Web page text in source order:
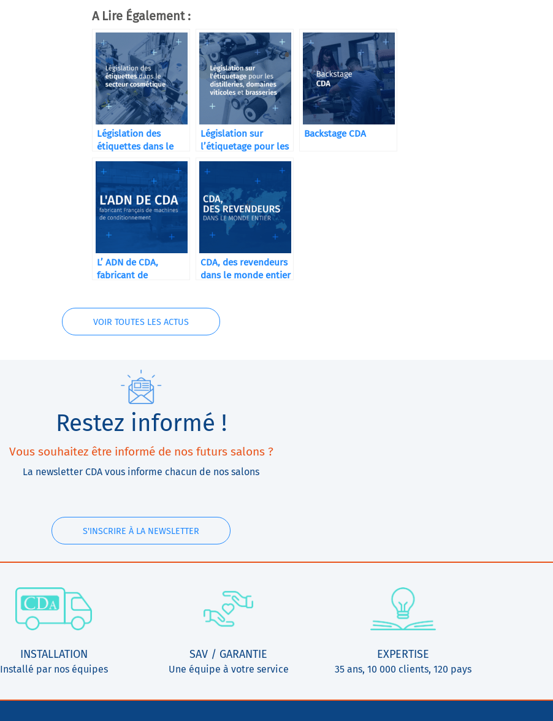
A Lire Également :
Législation des
étiquettes dans le
secteur cosmétique
Législation sur
l’étiquetage pour les
distilleries
Backstage CDA
L’ ADN de CDA,
fabricant de
CDA, des revendeurs
dans le monde entier
VOIR TOUTES LES ACTUS
Restez informé !
Vous souhaitez être informé de nos futurs salons ?
La newsletter CDA vous informe chacun de nos salons
S'INSCRIRE À LA NEWSLETTER
INSTALLATION
Installé par nos équipes
SAV / GARANTIE
Une équipe à votre service
EXPERTISE
35 ans, 10 000 clients, 120 pays